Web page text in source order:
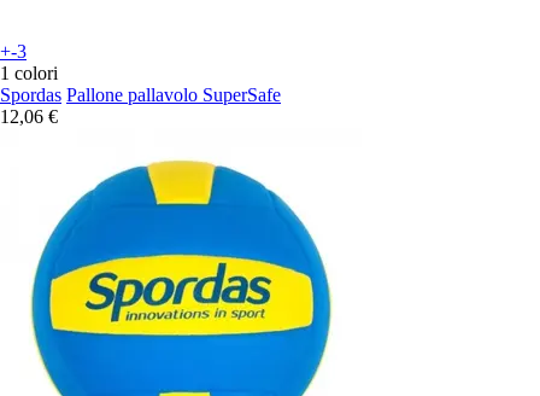
+-3
1 colori
Spordas Pallone pallavolo SuperSafe
12,06 €